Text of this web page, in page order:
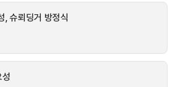
, 슈뢰딩거 방정식